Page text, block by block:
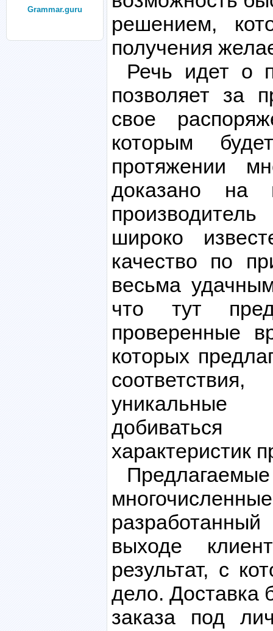
Grammar.guru
решением,
получения
Речь идет о
позволяет за
свое
которым
протяжении
доказано на
широко
качество по
весьма
что тут
проверенные
которых
уникальные
добиваться
характеристик
выходе
результат, с
дело. Доставка
заказа под